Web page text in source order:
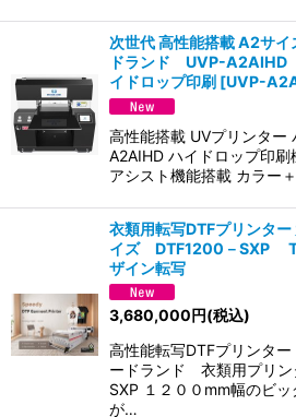
次世代 高性能搭載 A2サ
ドランド UVP-A2AIHD
イドロップ印刷 [UVP-
高性能搭載 UVプリンタ
A2AIHD ハイドロップ印
アシスト機能搭載 カラ
衣類用転写DTFプリンタ
イズ DTF1200－SXP T
ザイン転写
3,680,000円(税込)
高性能転写DTFプリンタ
ードランド 衣類用プリ
SXP １２００mm幅のビ
が…